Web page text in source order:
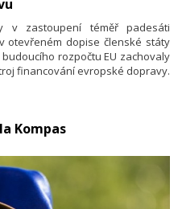
svého stěžejního plánu
European Aviation).
v zastoupení téměř padesáti
otevřeném dopise členské státy
rozpočtu EU zachovaly
financování evropské dopravy.
fungování vnitřního trhu
a soudržnosti Evropy a posílení
Kompas